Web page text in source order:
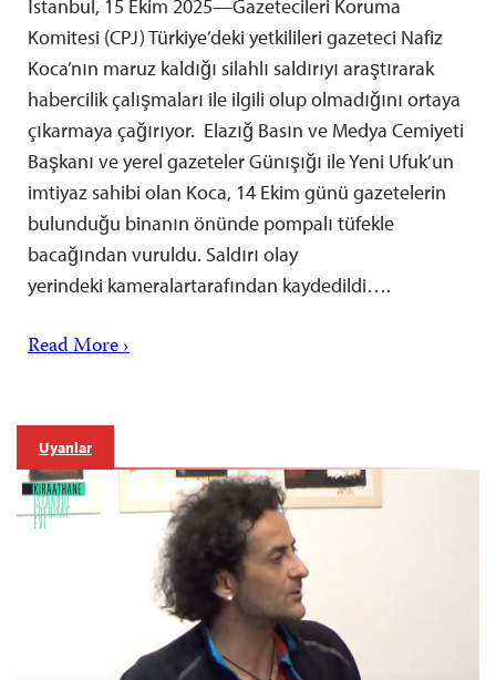
İstanbul, 15 Ekim 2025—Gazetecileri Koruma
Komitesi (CPJ) Türkiye’deki yetkilileri gazeteci Nafiz
Koca’nın maruz kaldığı silahlı saldırıyı araştırarak
habercilik çalışmaları ile ilgili olup olmadığını ortaya
çıkarmaya çağırıyor. Elazığ Basın ve Medya Cemiyeti
Başkanı ve yerel gazeteler Günışığı ile Yeni Ufuk’un
imtiyaz sahibi olan Koca, 14 Ekim günü gazetelerin
bulunduğu binanın önünde pompalı tüfekle
bacağından vuruldu. Saldırı olay
yerindeki kameralartarafından kaydedildi….
Read More ›
Uyarılar